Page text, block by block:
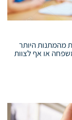
מהמתנות היותר
או אף לצוות